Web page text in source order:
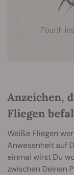
Anzeichen,
Fliegen
Weiße Fliegen
Anwesenheit auf
einmal wirst Du
zwischen Deinen